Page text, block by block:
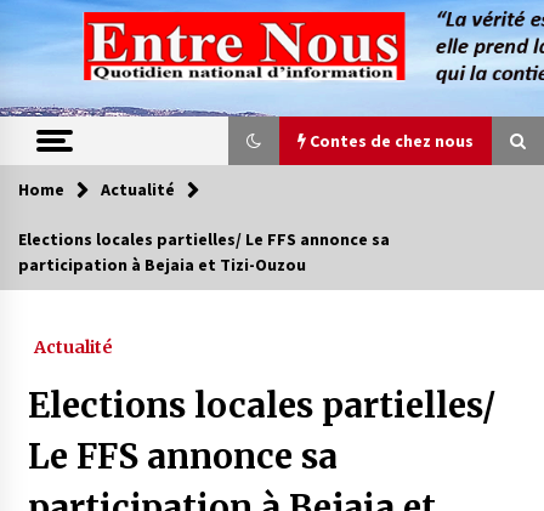
content
Contes de chez nous
Contes de chez nous
Quand la mère n’est plus là (17e partie)
Magie de sorcier
4 ans ago
Oum el Gaïla / L’ogresse du M’zab
Home Actualité
Elections locales partielles/ Le FFS annonce sa
participation à Bejaia et Tizi-Ouzou
Actualité
Elections locales partielles/
Le FFS annonce sa